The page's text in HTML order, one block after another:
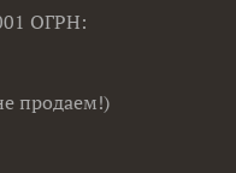
ОГРН:
продаем!)